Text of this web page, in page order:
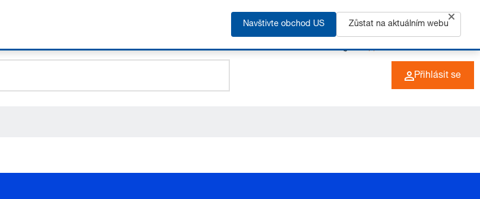
+49 (0) 6266 73-0 CZ
Přihlásit se
Navštivte obchod US Zůstat na aktuálním webu